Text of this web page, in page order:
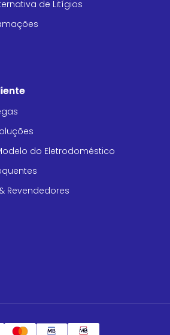
de Litígios
do Eletrodoméstico
Revendedores